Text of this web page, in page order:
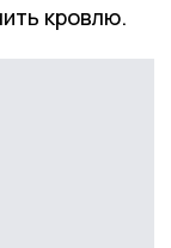
кровлю.